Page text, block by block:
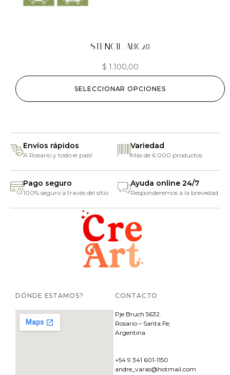
STENCIL ABC28
$ 1.100,00
SELECCIONAR OPCIONES
Envíos rápidos
A Rosario y todo el país!
Variedad
Más de 6.000 productos
Pago seguro
100% seguro a través del sitio
Ayuda online 24/7
Responderemos a la brevedad
DÓNDE ESTAMOS? CONTACTO
Pje Bruch 5632.
Rosario – Santa Fe;
Argentina
+54 9 341 601-1150
andre_varas@hotmail.com